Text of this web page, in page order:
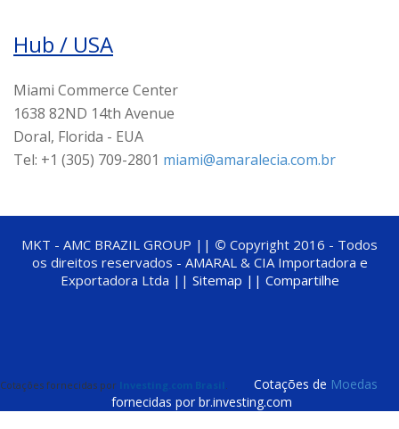
Hub / USA
Miami Commerce Center
1638 82ND 14th Avenue
Doral, Florida - EUA
Tel: +1 (305) 709-2801 miami@amaralecia.com.br
MKT - AMC BRAZIL GROUP || © Copyright 2016 - Todos
os direitos reservados - AMARAL & CIA Importadora e
Exportadora Ltda || Sitemap || Compartilhe
Cotações fornecidas por Investing.com Brasil . Cotações de Moedas
fornecidas por br.investing.com